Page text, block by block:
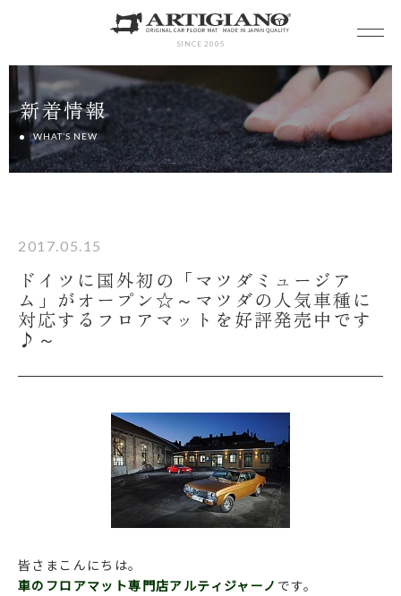
SINCE 2005
新着情報
WHAT’S NEW
2017.05.15
ドイツに国外初の「マツダミュージア
ム」がオープン☆～マツダの人気車種に
対応するフロアマットを好評発売中です
♪～
皆さまこんにちは。
車のフロアマット専門店アルティジャーノ です。